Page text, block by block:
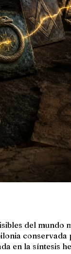
del mundo
conservada
en la síntesis